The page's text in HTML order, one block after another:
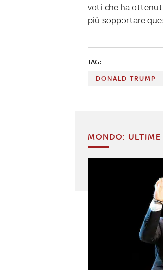
voti che ha
più sopportare
TAG:
DONALD TRUMP
MONDO: ULTIME